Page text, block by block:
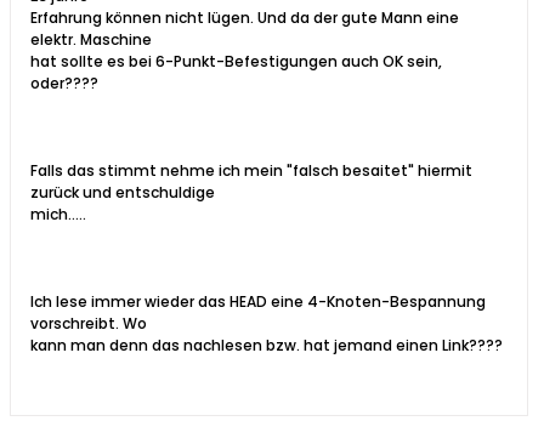
Erfahrung können nicht lügen. Und da der gute Mann eine
elektr. Maschine
hat sollte es bei 6-Punkt-Befestigungen auch OK sein,
oder????
Falls das stimmt nehme ich mein "falsch besaitet" hiermit
zurück und entschuldige
mich.....
Ich lese immer wieder das HEAD eine 4-Knoten-Bespannung
vorschreibt. Wo
kann man denn das nachlesen bzw. hat jemand einen Link????